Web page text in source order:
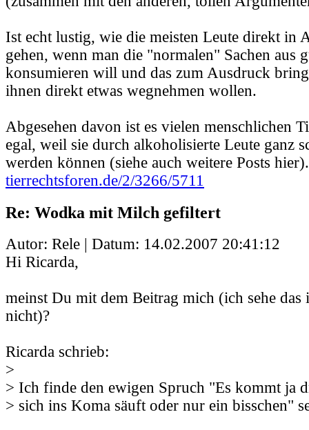
Ist echt lustig, wie die meisten Leute direkt in
gehen, wenn man die "normalen" Sachen aus
konsumieren will und das zum Ausdruck
ihnen direkt etwas wegnehmen wollen.
Abgesehen davon ist es vielen menschlichen
egal, weil sie durch alkoholisierte Leute ganz
werden können (siehe auch weitere Posts hier).
tierrechtsforen.de/2/3266/5711
Re: Wodka mit Milch gefiltert
Autor: Rele | Datum: 14.02.2007 20:41:12
Hi Ricarda,
meinst Du mit dem Beitrag mich (ich sehe das
nicht)?
Ricarda schrieb:
>
> Ich finde den ewigen Spruch "Es kommt ja
> sich ins Koma säuft oder nur ein bisschen"